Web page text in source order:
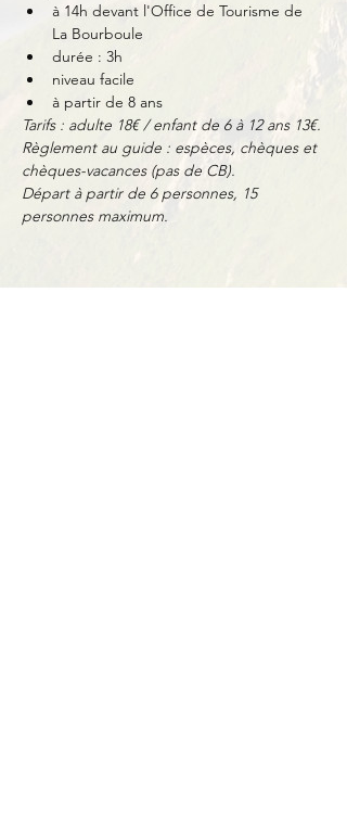
à 14h devant l'Office de Tourisme de
La Bourboule
durée : 3h
niveau facile
à partir de 8 ans
Tarifs : adulte 18€ / enfant de 6 à 12 ans 13€.
Règlement au guide : espèces, chèques et
chèques-vacances (pas de CB).
Départ à partir de 6 personnes, 15
personnes maximum.